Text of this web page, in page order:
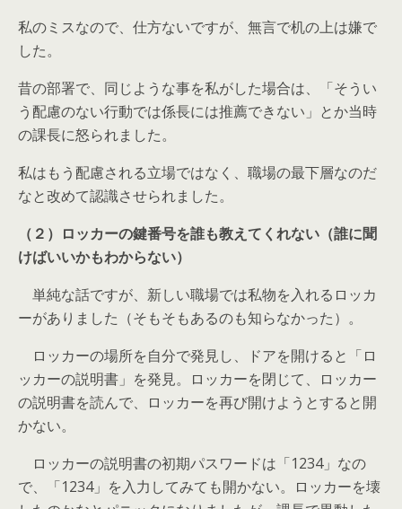
私のミスなので、仕方ないですが、無言で机の上は嫌で
した。
昔の部署で、同じような事を私がした場合は、「そうい
う配慮のない行動では係長には推薦できない」とか当時
の課長に怒られました。
私はもう配慮される立場ではなく、職場の最下層なのだ
なと改めて認識させられました。
（２）ロッカーの鍵番号を誰も教えてくれない（誰に聞
けばいいかもわからない）
単純な話ですが、新しい職場では私物を入れるロッカ
ーがありました（そもそもあるのも知らなかった）。
ロッカーの場所を自分で発見し、ドアを開けると「ロ
ッカーの説明書」を発見。ロッカーを閉じて、ロッカー
の説明書を読んで、ロッカーを再び開けようとすると開
かない。
ロッカーの説明書の初期パスワードは「1234」なの
で、「1234」を入力してみても開かない。ロッカーを壊